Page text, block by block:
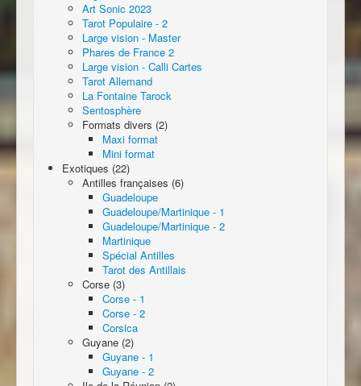
Art Sonic 2023
Tarot Populaire - 2
Large vision - Master
Phares de France 2
Large vision - Calli Cartes
Tarot Allemand
La Fontaine Tarock
Sentosphère
Formats divers (2)
Maxi format
Mini format
Exotiques (22)
Antilles françaises (6)
Guadeloupe
Guadeloupe/Martinique - 1
Guadeloupe/Martinique - 2
Martinique
Spécial Antilles
Tarot des Antillais
Corse (3)
Corse - 1
Corse - 2
Corsica
Guyane (2)
Guyane - 1
Guyane - 2